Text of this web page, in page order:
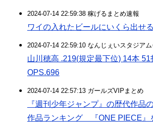
2024-07-14 22:59:38 稼げるまとめ速報
ワイの入れたビールにいくら出せ
2024-07-14 22:59:10 なんじぇいスタジア
山川穂高 .219(規定最下位) 14本
OPS.696
2024-07-14 22:57:13 ガールズVIPまとめ
『週刊少年ジャンプ』の歴代作品
作品ランキング 『ONE PIECE』